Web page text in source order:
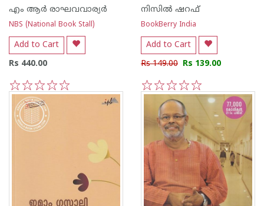
എം ആര്‍ രാഘവവാര്യര്‍
NBS (National Book Stall)
Add to Cart
Rs 440.00
5
4
3
2
1
നിസില്‍ ഷറഫ്
BookBerry India
Add to Cart
Rs 149.00 Rs 139.00
5
4
3
2
1